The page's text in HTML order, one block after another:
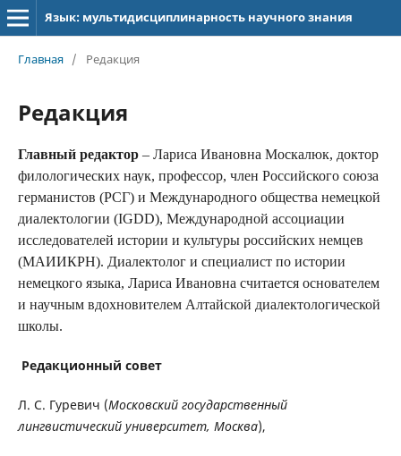
Язык: мультидисциплинарность научного знания
Главная / Редакция
Редакция
Главный редактор– Лариса Ивановна Москалюк, доктор
филологических наук, профессор, член Российского союза
германистов (РСГ) и Международного общества немецкой
диалектологии (IGDD), Международной ассоциации
исследователей истории и культуры российских немцев
(МАИИКРН). Диалектолог и специалист по истории
немецкого языка, Лариса Ивановна считается основателем
и научным вдохновителем Алтайской диалектологической
школы.
Редакционный совет
Л. С. Гуревич (Московский государственный
лингвистический университет, Москва),